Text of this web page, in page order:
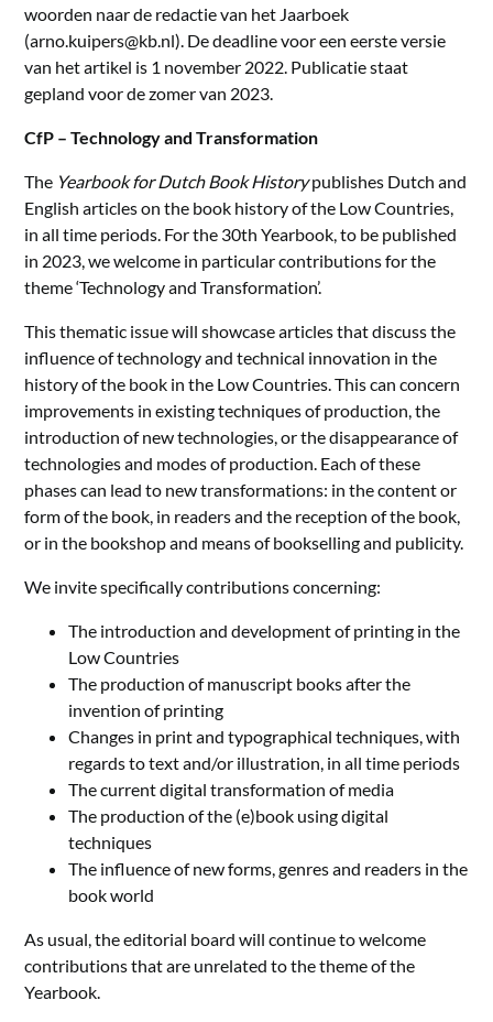
woorden naar de redactie van het Jaarboek
(arno.kuipers@kb.nl). De deadline voor een eerste versie
van het artikel is 1 november 2022. Publicatie staat
gepland voor de zomer van 2023.
CfP – Technology and Transformation
The Yearbook for Dutch Book Historypublishes Dutch and
English articles on the book history of the Low Countries,
in all time periods. For the 30th Yearbook, to be published
in 2023, we welcome in particular contributions for the
theme ‘Technology and Transformation’.
This thematic issue will showcase articles that discuss the
influence of technology and technical innovation in the
history of the book in the Low Countries. This can concern
improvements in existing techniques of production, the
introduction of new technologies, or the disappearance of
technologies and modes of production. Each of these
phases can lead to new transformations: in the content or
form of the book, in readers and the reception of the book,
or in the bookshop and means of bookselling and publicity.
We invite specifically contributions concerning:
The introduction and development of printing in the
Low Countries
The production of manuscript books after the
invention of printing
Changes in print and typographical techniques, with
regards to text and/or illustration, in all time periods
The current digital transformation of media
The production of the (e)book using digital
techniques
The influence of new forms, genres and readers in the
book world
As usual, the editorial board will continue to welcome
contributions that are unrelated to the theme of the
Yearbook.